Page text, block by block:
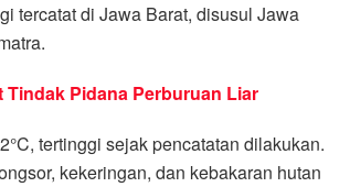
tercatat di Jawa Barat, disusul Jawa
Tindak Pidana Perburuan Liar
tertinggi sejak pencatatan dilakukan.
kekeringan, dan kebakaran hutan